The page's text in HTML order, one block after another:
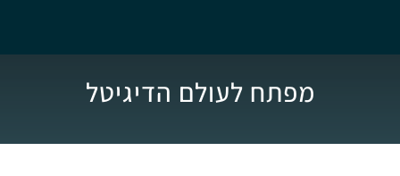
מפתח לעולם הדיגיטל